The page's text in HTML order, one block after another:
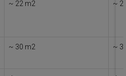
~ 22 m2 ~
~ 30 m2 ~